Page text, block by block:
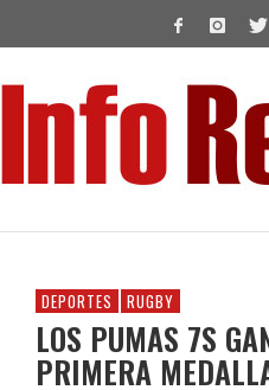
DEPORTES RUGBY
LOS PUMAS 7S
PRIMERA